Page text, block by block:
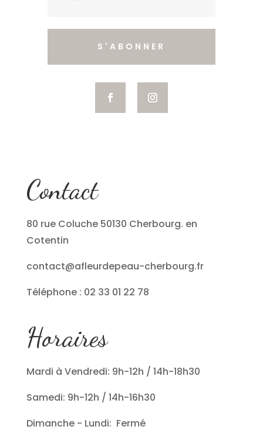
S'ABONNER
Contact
80 rue Coluche 50130 Cherbourg. en
Cotentin
contact@afleurdepeau-cherbourg.fr
Téléphone : 02 33 01 22 78
Horaires
Mardi à Vendredi: 9h-12h / 14h-18h30
Samedi: 9h-12h / 14h-16h30
Dimanche - Lundi: Fermé